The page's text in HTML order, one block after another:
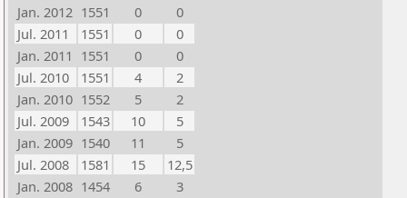
Jan. 2012 1551 0
0
Jul. 2011
1551 0
0
Jan. 2011 1551 0
0
Jul. 2010
1551 4
2
Jan. 2010 1552 5
2
Jul. 2009
1543 10
5
Jan. 2009 1540 11
5
Jul. 2008
1581 15
12,5
Jan. 2008 1454 6
3